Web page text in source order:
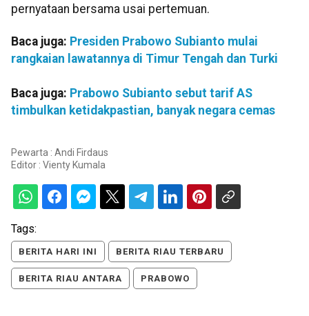
pernyataan bersama usai pertemuan.
Baca juga: Presiden Prabowo Subianto mulai
rangkaian lawatannya di Timur Tengah dan Turki
Baca juga: Prabowo Subianto sebut tarif AS
timbulkan ketidakpastian, banyak negara cemas
Pewarta : Andi Firdaus
Editor : Vienty Kumala
Tags:
BERITA HARI INI BERITA RIAU TERBARU
BERITA RIAU ANTARA PRABOWO